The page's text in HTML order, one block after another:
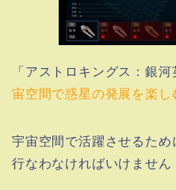
「アストロキングス：銀河
宙空間で惑星の発展を楽し
宇宙空間で活躍させるた
行なわなければいけません